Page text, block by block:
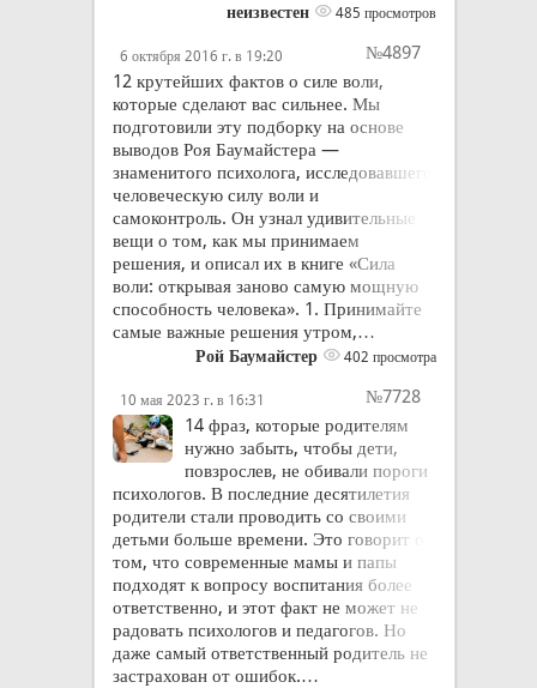
неизвестен 485 просмотров
6 октября 2016 г. в 19:20
№4897
12 крутейших фактов о силе воли,
которые сделают вас сильнее. Мы
подготовили эту подборку на основе
выводов Роя Баумайстера —
знаменитого психолога, исследовавшего
человеческую силу воли и
самоконтроль. Он узнал удивительные
вещи о том, как мы принимаем
решения, и описал их в книге «Сила
воли: открывая заново самую мощную
способность человека». 1. Принимайте
самые важные решения утром,…
Рой Баумайстер 402 просмотра
10 мая 2023 г. в 16:31
№7728
14 фраз, которые родителям
нужно забыть, чтобы дети,
повзрослев, не обивали пороги
психологов. В последние десятилетия
родители стали проводить со своими
детьми больше времени. Это говорит о
том, что современные мамы и папы
подходят к вопросу воспитания более
ответственно, и этот факт не может не
радовать психологов и педагогов. Но
даже самый ответственный родитель не
застрахован от ошибок.…